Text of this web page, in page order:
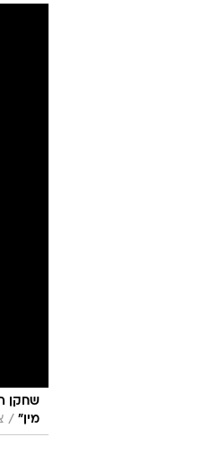
שחקן
מין" /